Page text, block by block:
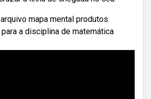
mapa mental produtos
a disciplina de matemática